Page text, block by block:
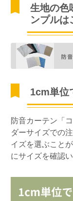
生地の色
ンプルは
1cm単位
防音カーテン「
ダーサイズでの
イズを選ぶこと
にサイズを確認